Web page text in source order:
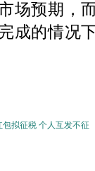
场预期，
成的情况
拟征税 个人互发不征